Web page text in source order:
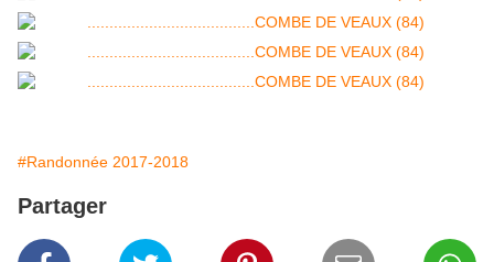
#Randonnée 2017-2018
Partager